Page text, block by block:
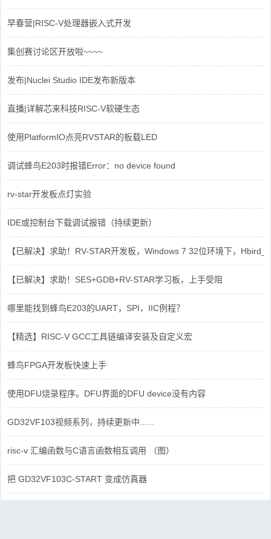
早春营|RISC-V处理器嵌入式开发
集创赛讨论区开放啦~~~~
发布|Nuclei Studio IDE发布新版本
直播|详解芯来科技RISC-V软硬生态
使用PlatformIO点亮RVSTAR的板载LED
调试蜂鸟E203时报错Error：no device found
rv-star开发板点灯实验
IDE或控制台下载调试报错（持续更新）
【已解决】求助！RV-STAR开发板，Windows 7 32位环境下，
【已解决】求助！SES+GDB+RV-STAR学习板，上手受阻
哪里能找到蜂鸟E203的UART，SPI，IIC例程？
【精选】RISC-V GCC工具链编译安装及自定义宏
蜂鸟FPGA开发板快速上手
使用DFU烧录程序。DFU界面的DFU device没有内容
GD32VF103视频系列，持续更新中......
risc-v 汇编函数与C语言函数相互调用 （图）
把 GD32VF103C-START 变成仿真器